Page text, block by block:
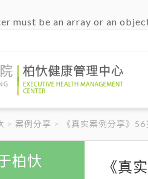
must be an array or an
案例分享 《真实案例分享》
柏忕 《真